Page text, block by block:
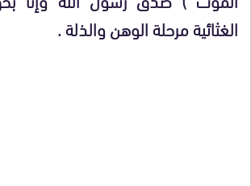
الغثائية مرحلة الوهن والذلة .